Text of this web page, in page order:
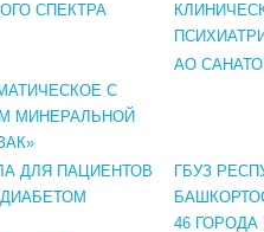
СПЕКТРА
С
МИНЕРАЛЬНОЙ
АО
ДЛЯ ПАЦИЕНТОВ
ГБУЗ
46 ГОРОДА